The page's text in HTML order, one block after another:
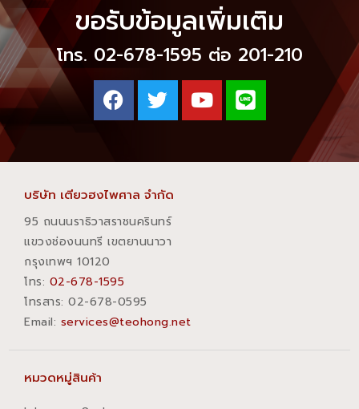
ขอรับข้อมูลเพิ่มเติม
โทร. 02-678-1595 ต่อ 201-210
บริษัท เตียวฮงไพศาล จำกัด
95 ถนนนราธิวาสราชนครินทร์
แขวงช่องนนทรี เขตยานนาวา
กรุงเทพฯ 10120
โทร: 02-678-1595
โทรสาร:​ 02-678-0595
Email: services@teohong.net
หมวดหมู่สินค้า